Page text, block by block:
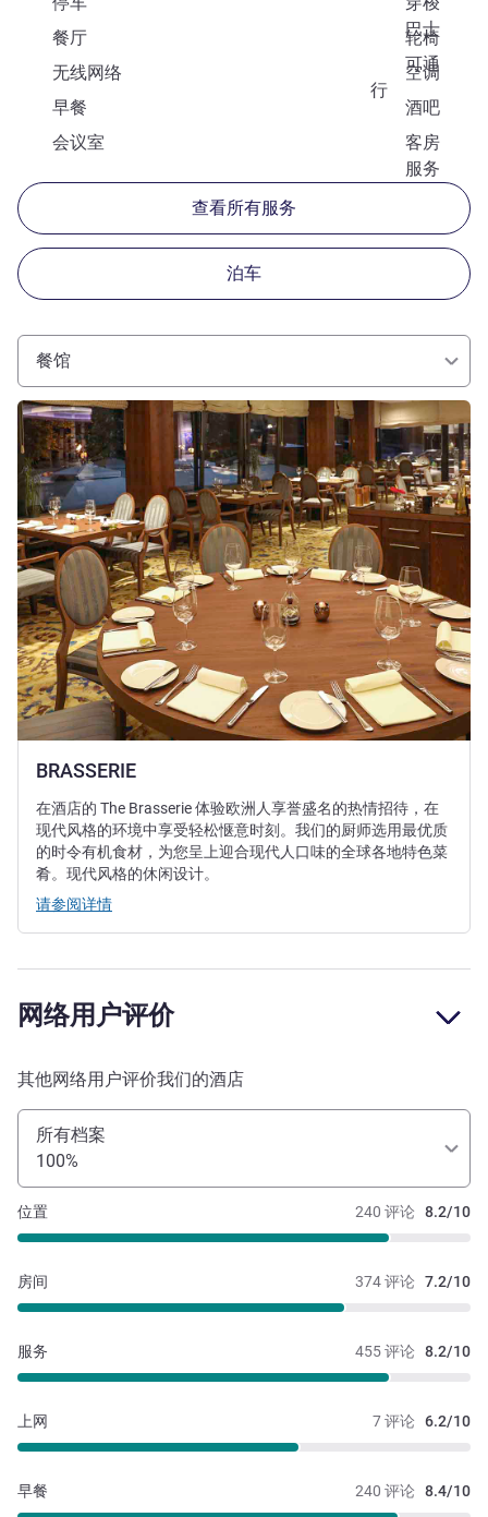
巴士
餐厅
轮椅
可通
行
无线网络
空调
早餐
酒吧
会议室
客房
服务
查看所有服务
泊车
餐馆
BRASSERIE
请参阅详情
在酒店的 The Brasserie 体验欧洲人享誉盛名的热情招待，在
现代风格的环境中享受轻松惬意时刻。我们的厨师选用最优质
的时令有机食材，为您呈上迎合现代人口味的全球各地特色菜
肴。现代风格的休闲设计。
请参阅详情
网络用户评价
其他网络用户评价我们的酒店
所有档案
100%
240 评论 8.2/10
位置
374 评论 7.2/10
房间
455 评论 8.2/10
服务
7 评论 6.2/10
上网
240 评论 8.4/10
早餐